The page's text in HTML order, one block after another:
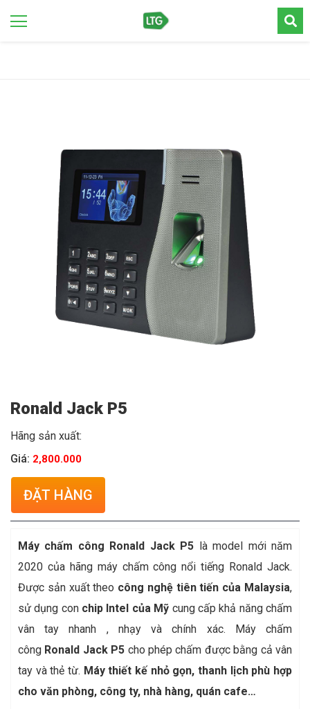
Ronald Jack P5
Hãng sản xuất:
Giá: 2,800.000
ĐẶT HÀNG
Máy chấm công Ronald Jack P5 là model mới năm
2020 của hãng máy chấm công nổi tiếng Ronald Jack.
Được sản xuất theo công nghệ tiên tiến của Malaysia,
sử dụng con chip Intel của Mỹ cung cấp khả năng chấm
vân tay nhanh , nhạy và chính xác. Máy chấm
công Ronald Jack P5 cho phép chấm được bằng cả vân
tay và thẻ từ. Máy thiết kế nhỏ gọn, thanh lịch phù hợp
cho văn phòng, công ty, nhà hàng, quán cafe…